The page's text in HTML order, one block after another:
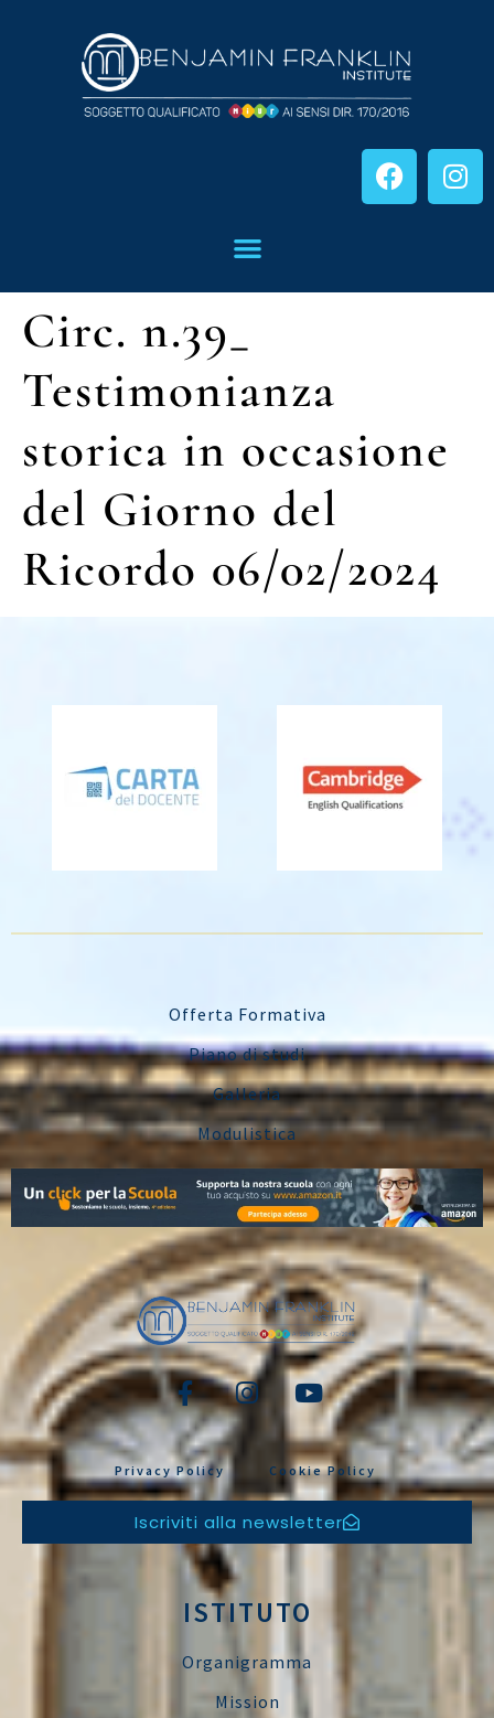
Circ. n.39_
Testimonianza
storica in occasione
del Giorno del
Ricordo 06/02/2024
Offerta Formativa
Piano di studi
Galleria
Modulistica
Privacy Policy Cookie Policy
Iscriviti alla newsletter
ISTITUTO
Organigramma
Mission